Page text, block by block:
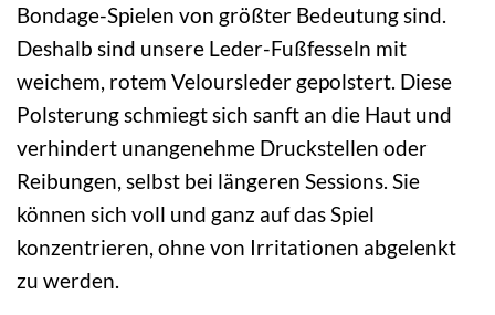
Bondage-Spielen von größter Bedeutung sind.
Deshalb sind unsere Leder-Fußfesseln mit
weichem, rotem Veloursleder gepolstert. Diese
Polsterung schmiegt sich sanft an die Haut und
verhindert unangenehme Druckstellen oder
Reibungen, selbst bei längeren Sessions. Sie
können sich voll und ganz auf das Spiel
konzentrieren, ohne von Irritationen abgelenkt
zu werden.